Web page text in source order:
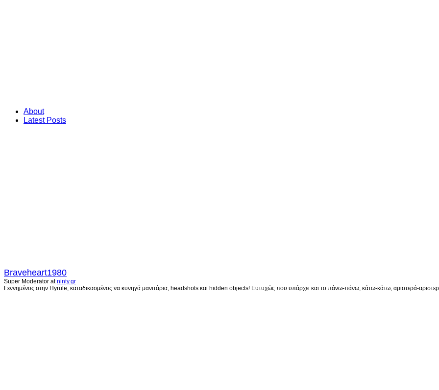
About
Latest Posts
Braveheart1980
Super Moderator atninty.gr
Γεννημένος στην Hyrule, καταδικασμένος να κυνηγά μανιτάρια, headshots και hidden objects! Ευτυχώς που υπάρχει και το πάνω-πάνω, κάτω-κάτω, αριστερά-